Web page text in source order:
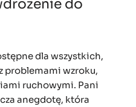
do
dla wszystkich,
problemami wzroku,
ruchowymi. Pani
anegdotę, która